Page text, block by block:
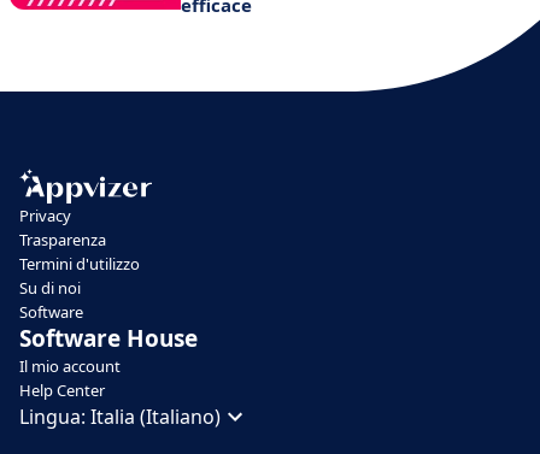
efficace
Privacy
Trasparenza
Termini d'utilizzo
Su di noi
Software
Software House
Il mio account
Help Center
Lingua: Italia (Italiano)